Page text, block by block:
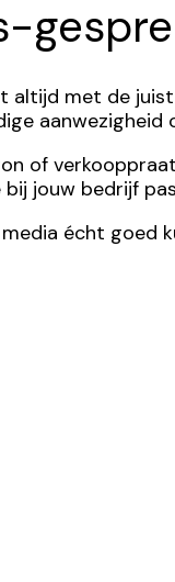
altijd met de
of
bij jouw bedrijf
écht goed